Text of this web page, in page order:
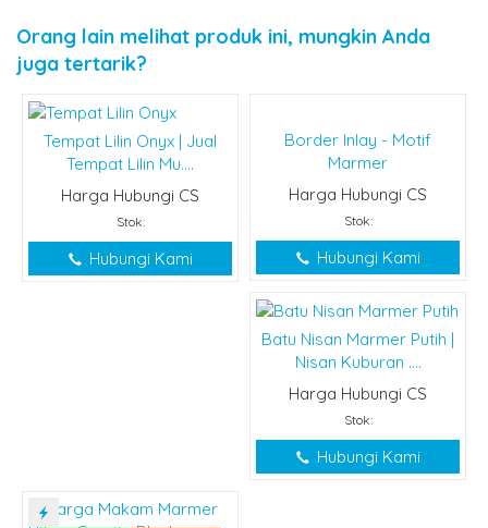
Orang lain melihat produk ini, mungkin Anda
juga tertarik?
Tempat Lilin Onyx | Jual
Tempat Lilin Mu....
Harga Hubungi CS
Stok:
Hubungi Kami
Border Inlay - Motif
Marmer
Harga Hubungi CS
Stok:
Hubungi Kami
Batu Nisan Marmer Putih |
Nisan Kuburan ....
Harga Hubungi CS
Stok:
Hubungi Kami